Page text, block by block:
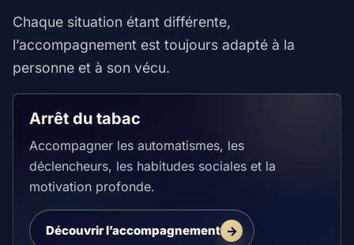
Chaque situation étant différente,
l’accompagnement est toujours adapté à la
personne et à son vécu.
Arrêt du tabac
Accompagner les automatismes, les
déclencheurs, les habitudes sociales et la
motivation profonde.
Découvrir l’accompagnement